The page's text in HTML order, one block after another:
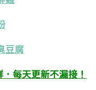
豆腐
每天更新不漏接！